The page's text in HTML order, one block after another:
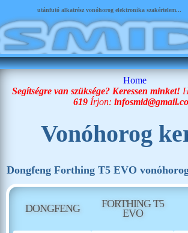
utánfutó alkatrész vonóhorog elektronika szakértelem...
Home
Segítségre van szüksége? Keressen minket!
619 Írjon:
Vonóhorog
Dongfeng Forthing T5 EVO
DONGFENG
FORTHING T5
EVO